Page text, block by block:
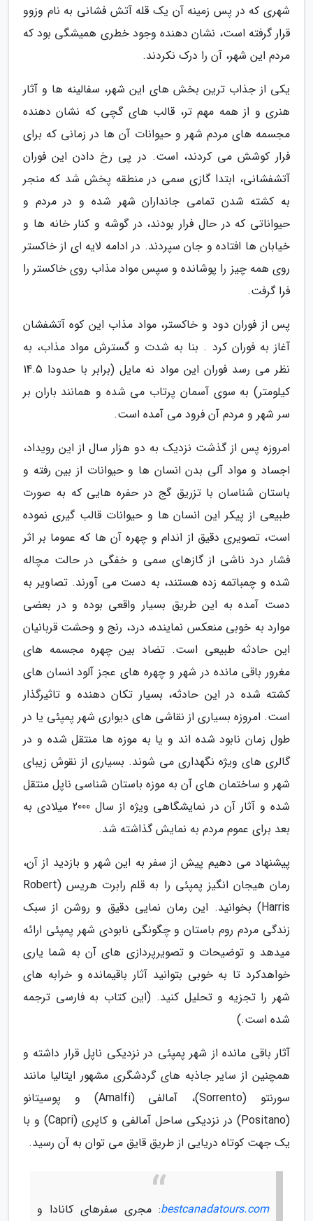
شهری که در پس زمینه آن یک قله آتش فشانی به نام وزوو
قرار گرفته است، نشان دهنده وجود خطری همیشگی بود که
مردم این شهر، آن را درک نکردند.
یکی از جذاب ترین بخش های این شهر، سفالینه ها و آثار
هنری و از همه مهم تر، قالب های گچی که نشان دهنده
مجسمه های مردم شهر و حیوانات آن ها در زمانی که برای
فرار کوشش می کردند، است. در پی رخ دادن این فوران
آتشفشانی، ابتدا گازی سمی در منطقه پخش شد که منجر
به کشته شدن تمامی جانداران شهر شده و در مردم و
حیواناتی که در حال فرار بودند، در گوشه و کنار خانه ها و
خیابان ها افتاده و جان سپردند. در ادامه لایه ای از خاکستر
روی همه چیز را پوشانده و سپس مواد مذاب روی خاکستر را
فرا گرفت.
پس از فوران دود و خاکستر، مواد مذاب این کوه آتشفشان
آغاز به فوران کرد . بنا به شدت و گسترش مواد مذاب، به
نظر می رسد فوران این مواد نه مایل (برابر با حدودا 14.5
کیلومتر) به سوی آسمان پرتاب می شده و همانند باران بر
سر شهر و مردم آن فرود می آمده است.
امروزه پس از گذشت نزدیک به دو هزار سال از این رویداد،
اجساد و مواد آلی بدن انسان ها و حیوانات از بین رفته و
باستان شناسان با تزریق گج در حفره هایی که به صورت
طبیعی از پیکر این انسان ها و حیوانات قالب گیری نموده
است، تصویری دقیق از اندام و چهره آن ها که عموما بر اثر
فشار درد ناشی از گازهای سمی و خفگی در حالت مچاله
شده و چمباتمه زده هستند، به دست می آورند. تصاویر به
دست آمده به این طریق بسیار واقعی بوده و در بعضی
موارد به خوبی منعکس نماینده، درد، رنج و وحشت قربانیان
این حادثه طبیعی است. تضاد بین چهره مجسمه های
مغرور باقی مانده در شهر و چهره های عجز آلود انسان های
کشته شده در این حادثه، بسیار تکان دهنده و تاثیرگذار
است. امروزه بسیاری از نقاشی های دیواری شهر پمپئی یا در
طول زمان نابود شده اند و یا به موزه ها منتقل شده و در
گالری های ویژه نگهداری می شوند. بسیاری از نقوش زیبای
شهر و ساختمان های آن به موزه باستان شناسی ناپل منتقل
شده و آثار آن در نمایشگاهی ویژه از سال 2000 میلادی به
بعد برای عموم مردم به نمایش گذاشته شد.
پیشنهاد می دهیم پیش از سفر به این شهر و بازدید از آن،
رمان هیجان انگیز پمپئی را به قلم رابرت هریس (Robert
Harris) بخوانید. این رمان نمایی دقیق و روشن از سبک
زندگی مردم روم باستان و چگونگی نابودی شهر پمپئی ارائه
میدهد و توضیحات و تصویرپردازی های آن به شما یاری
خواهدکرد تا به خوبی بتوانید آثار باقیمانده و خرابه های
شهر را تجزیه و تحلیل کنید. (این کتاب به فارسی ترجمه
شده است.)
آثار باقی مانده از شهر پمپئی در نزدیکی ناپل قرار داشته و
همچنین از سایر جاذبه های گردشگری مشهور ایتالیا مانند
سورنتو (Sorrento)، آمالفی (Amalfi) و پوسیتانو
(Positano) در نزدیکی ساحل آمالفی و کاپری (Capri) و با
یک جهت کوتاه دریایی از طریق قایق می توان به آن رسید.
bestcanadatours.com: مجری سفرهای کانادا و